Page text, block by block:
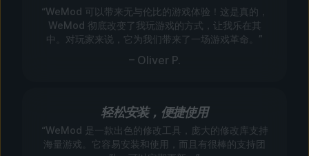
“WeMod 可以带来无与伦比的游戏体验！这是真的，
WeMod 彻底改变了我玩游戏的方式，让我乐在其
中。对玩家来说，它为我们带来了一场游戏革命。”
– Oliver P.
轻松安装，便捷使用
“WeMod 是一款出色的修改工具，庞大的修改库支持
海量游戏。它容易安装和使用，而且有很棒的支持团